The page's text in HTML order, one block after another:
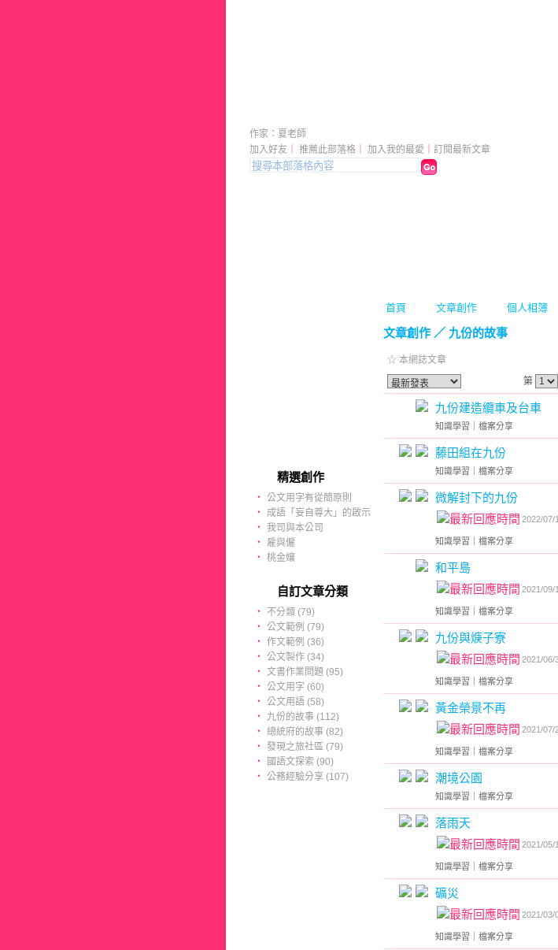
首頁 文章創作 個人相簿
加入好友 推薦此部落格 加入我的最愛 訂閱最新文章
作家：夏老師
精選創作
‧ 公文用字有從簡原則
‧
成語「妄自尊大」的啟示
‧ 我司與本公司
‧
雇與僱
‧ 桃金孃
自訂文章分類
‧
不分類 (79)
‧ 公文範例 (79)
‧ 作文範例 (36)
‧ 公文製作 (34)
‧ 文書作業問題 (95)
‧ 公文用字 (60)
‧ 公文用語 (58)
‧
九份的故事 (112)
‧ 總統府的故事 (82)
‧ 發現之旅社區 (79)
‧
國語文探索 (90)
‧ 公務經驗分享 (107)
文章創作 ／ 九份的故事
☆ 本網誌文章
第
九份建造纜車及台車
知識學習 檔案分享
藤田組在九份
知識學習 檔案分享
微解封下的九份
2022/07/
知識學習 檔案分享
和平島
2021/09/
知識學習 檔案分享
九份與焿子寮
2021/06/
知識學習 檔案分享
黃金榮景不再
2021/07/
知識學習 檔案分享
潮境公園
知識學習 檔案分享
落雨天
2021/05/
知識學習 檔案分享
礦災
2021/03/
知識學習 檔案分享